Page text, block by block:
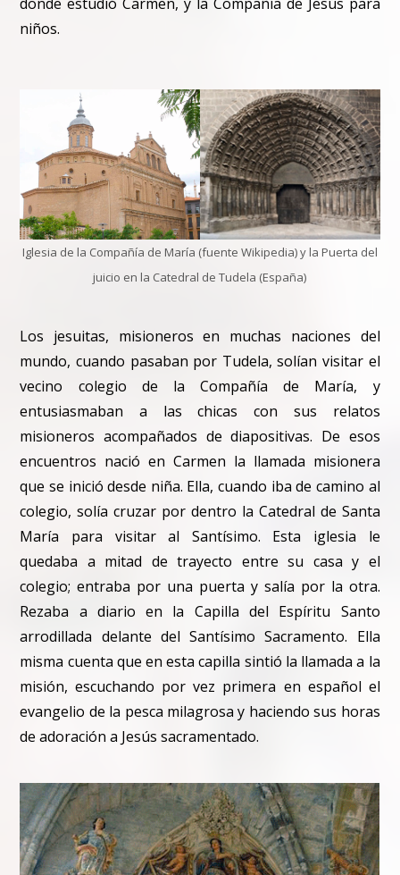
niños.
Iglesia de la Compañía de María (fuente Wikipedia) y la Puerta del
juicio en la Catedral de Tudela (España)
Los jesuitas, misioneros en muchas naciones del
mundo, cuando pasaban por Tudela, solían visitar el
vecino colegio de la Compañía de María, y
entusiasmaban a las chicas con sus relatos
misioneros acompañados de diapositivas. De esos
encuentros nació en Carmen la llamada misionera
que se inició desde niña. Ella, cuando iba de camino al
colegio, solía cruzar por dentro la Catedral de Santa
María para visitar al Santísimo. Esta iglesia le
quedaba a mitad de trayecto entre su casa y el
colegio; entraba por una puerta y salía por la otra.
Rezaba a diario en la Capilla del Espíritu Santo
arrodillada delante del Santísimo Sacramento. Ella
misma cuenta que en esta capilla sintió la llamada a la
misión, escuchando por vez primera en español el
evangelio de la pesca milagrosa y haciendo sus horas
de adoración a Jesús sacramentado.